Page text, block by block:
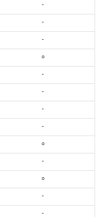
-
-
-
○
-
-
-
-
○
-
○
-
-